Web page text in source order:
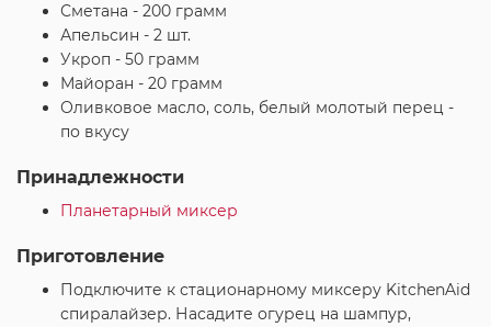
Сметана - 200 грамм
Апельсин - 2 шт.
Укроп - 50 грамм
Майоран - 20 грамм
Оливковое масло, соль, белый молотый перец -
по вкусу
Принадлежности
Планетарный миксер
Приготовление
Подключите к стационарному миксеру KitchenAid
спиралайзер. Насадите огурец на шампур,